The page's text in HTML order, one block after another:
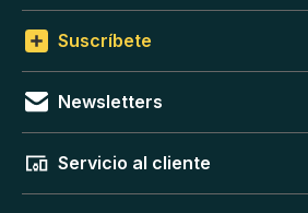
Suscríbete
Newsletters
Servicio al cliente